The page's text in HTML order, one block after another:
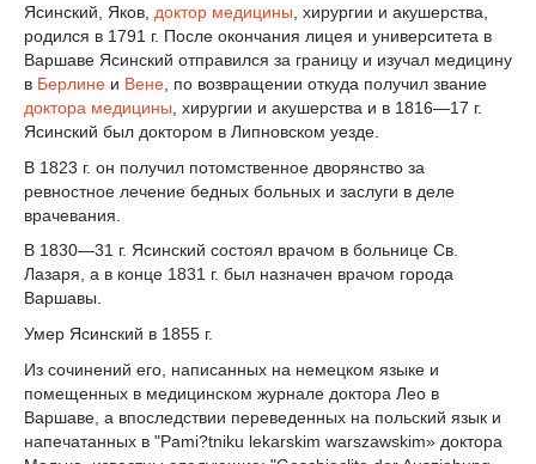
Ясинский, Яков, доктор медицины , хирургии и акушерства,
родился в 1791 г. После окончания лицея и университета в
Варшаве Ясинский отправился за границу и изучал медицину
в Берлине и Вене , по возвращении откуда получил звание
доктора медицины , хирургии и акушерства и в 1816—17 г.
Ясинский был доктором в Липновском уезде.
В 1823 г. он получил потомственное дворянство за
ревностное лечение бедных больных и заслуги в деле
врачевания.
В 1830—31 г. Ясинский состоял врачом в больнице Св.
Лазаря, а в конце 1831 г. был назначен врачом города
Варшавы.
Умер Ясинский в 1855 г.
Из сочинений его, написанных на немецком языке и
помещенных в медицинском журнале доктора Лео в
Варшаве, а впоследствии переведенных на польский язык и
напечатанных в "Pami?tniku lekarskim warszawskim» доктора